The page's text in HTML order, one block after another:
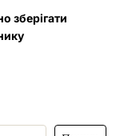
зберігати